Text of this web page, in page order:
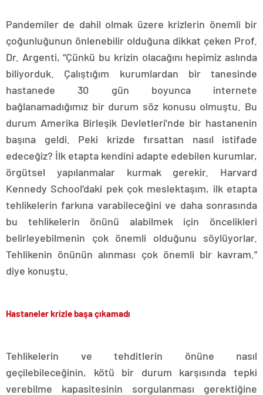
Pandemiler de dahil olmak üzere krizlerin önemli bir
çoğunluğunun önlenebilir olduğuna dikkat çeken Prof.
Dr. Argenti, “Çünkü bu krizin olacağını hepimiz aslında
biliyorduk. Çalıştığım kurumlardan bir tanesinde
hastanede 30 gün boyunca internete
bağlanamadığımız bir durum söz konusu olmuştu. Bu
durum Amerika Birleşik Devletleri'nde bir hastanenin
başına geldi. Peki krizde fırsattan nasıl istifade
edeceğiz? İlk etapta kendini adapte edebilen kurumlar,
örgütsel yapılanmalar kurmak gerekir. Harvard
Kennedy School’daki pek çok meslektaşım, ilk etapta
tehlikelerin farkına varabileceğini ve daha sonrasında
bu tehlikelerin önünü alabilmek için öncelikleri
belirleyebilmenin çok önemli olduğunu söylüyorlar.
Tehlikenin önünün alınması çok önemli bir kavram.”
diye konuştu.
Hastaneler krizle başa çıkamadı
Tehlikelerin ve tehditlerin önüne nasıl
geçilebileceğinin, kötü bir durum karşısında tepki
verebilme kapasitesinin sorgulanması gerektiğine